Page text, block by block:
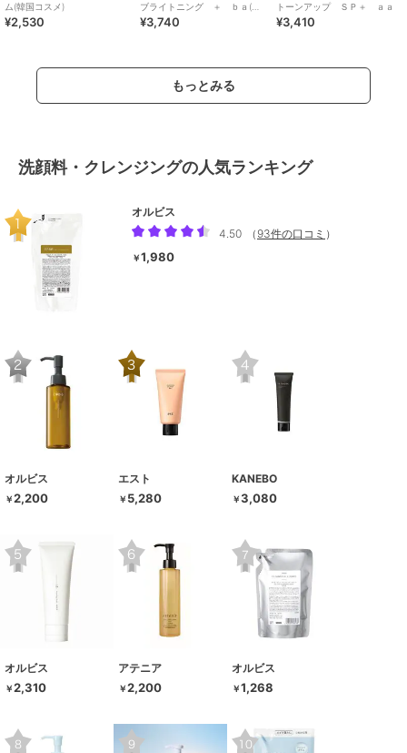
ム(韓国コスメ)
¥2,530
ブライトニング ＋ ｂａ(医
薬部外品)
¥3,740
トーンアップ ＳＰ＋ ａａ
¥3,410
もっとみる
洗顔料・クレンジングの人気ランキング
オルビス
4.50
（ 93件の口コミ ）
￥1,980
オルビス
￥2,200
エスト
￥ 5,280
KANEBO
￥3,080
オルビス
￥2,310
アテニア
￥2,200
オルビス
￥1,268